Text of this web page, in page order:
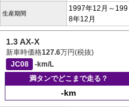
生産期間
1997年12月～199
8年12月
1.3 AX-X
新車時価格127.6万円(税抜)
JC08
-km/L
満タンでどこまで走る？
-km